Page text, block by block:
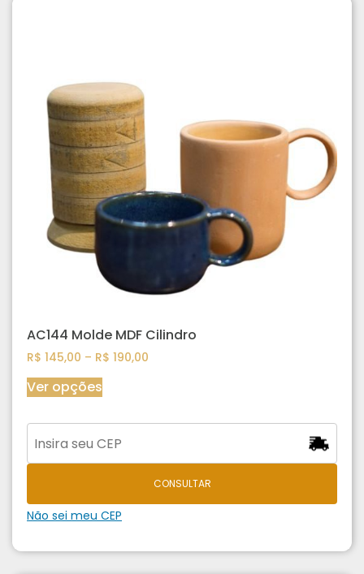
AC144 Molde MDF Cilindro
R$ 145,00 – R$ 190,00
Ver opções
CONSULTAR
Não sei meu CEP